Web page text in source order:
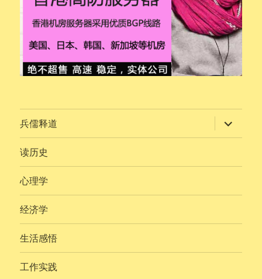
兵儒释道 展
开
子
读历史
心理学
经济学
生活感悟
工作实践